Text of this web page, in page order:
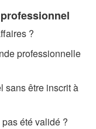
?
professionnelle
sans être inscrit à
été validé ?